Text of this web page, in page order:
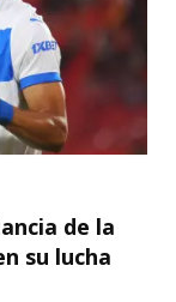
de la
su lucha